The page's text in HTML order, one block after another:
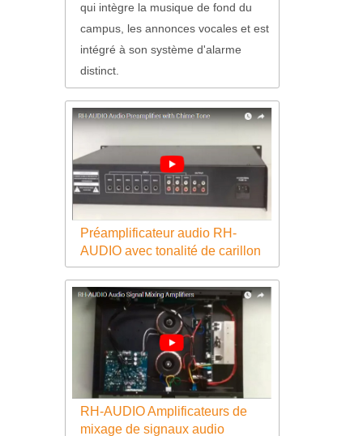
qui intègre la musique de fond du
campus, les annonces vocales et est
intégré à son système d'alarme
distinct.
Préamplificateur audio RH-
AUDIO avec tonalité de carillon
RH-AUDIO Amplificateurs de
mixage de signaux audio